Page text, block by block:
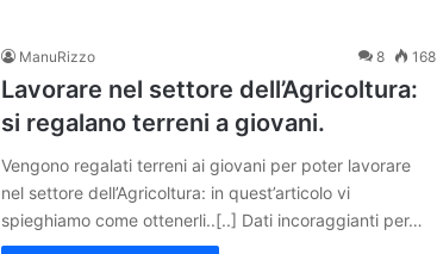
ManuRizzo 8 168
Lavorare nel settore dell’Agricoltura:
si regalano terreni a giovani.
Vengono regalati terreni ai giovani per poter lavorare
nel settore dell’Agricoltura: in quest’articolo vi
spieghiamo come ottenerli..[..] Dati incoraggianti per…